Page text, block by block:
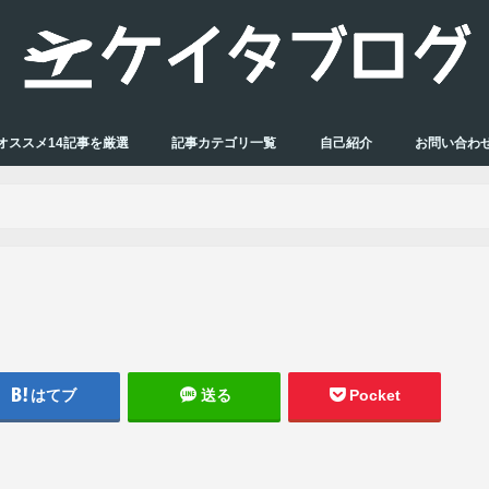
ススメ14記事を厳選 記事カテゴリ一覧 自己紹介 お問い合わ
はてブ 送る Pocket